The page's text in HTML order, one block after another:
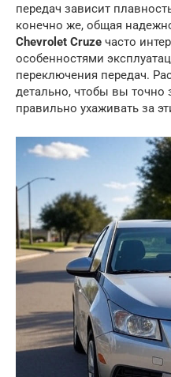
передач зависит
конечно же, общая
Chevrolet Cruze часто
особенностями
переключения передач.
детально, чтобы вы точно
правильно ухаживать за